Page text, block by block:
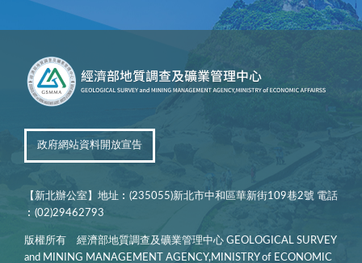
政府網站資料開放宣告
【新北辦公室】地址︰(235055)新北市中和區華新街109巷2號 電話
︰(02)29462793
版權所有 經濟部地質調查及礦業管理中心 GEOLOGICAL SURVEY
and MINING MANAGEMENT AGENCY,MINISTRY of ECONOMIC